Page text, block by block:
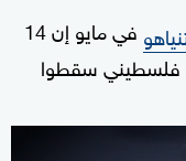
في مايو إن 14
و16 ألف مدني فلسطيني سقطوا